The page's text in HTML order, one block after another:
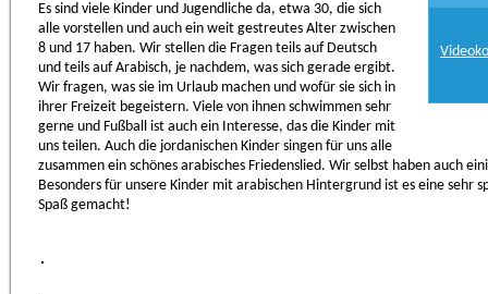
Es sind viele Kinder und Jugendliche da, etwa 30, die sich
alle vorstellen und auch ein weit gestreutes Alter zwischen
8 und 17 haben. Wir stellen die Fragen teils auf Deutsch
und teils auf Arabisch, je nachdem, was sich gerade ergibt.
Wir fragen, was sie im Urlaub machen und wofür sie sich in
ihrer Freizeit begeistern. Viele von ihnen schwimmen sehr
gerne und Fußball ist auch ein Interesse, das die Kinder mit
uns teilen. Auch die jordanischen Kinder singen für uns alle
zusammen ein schönes arabisches Friedenslied. Wir selbst haben auch
Besonders für unsere Kinder mit arabischen Hintergrund ist es eine sehr
Spaß gemacht!